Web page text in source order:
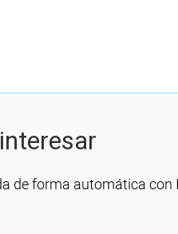
de forma automática